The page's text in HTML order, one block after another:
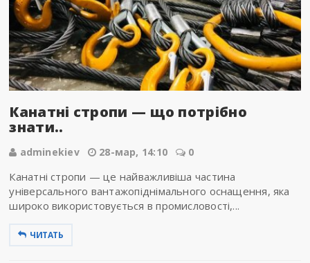
Канатні стропи — що потрібно
знати..
adminekiev 28-мар, 14:10 0
Канатні стропи — це найважливіша частина
універсального вантажопіднімального оснащення, яка
широко використовується в промисловості,...
ЧИТАТЬ